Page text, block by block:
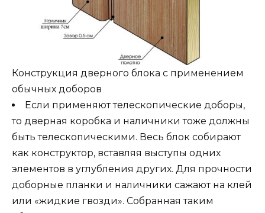
Конструкция дверного блока с применением
обычных доборов
Если применяют телескопические доборы,
то дверная коробка и наличники тоже должны
быть телескопическими. Весь блок собирают
как конструктор, вставляя выступы одних
элементов в углубления других. Для прочности
доборные планки и наличники сажают на клей
или «жидкие гвозди». Собранная таким